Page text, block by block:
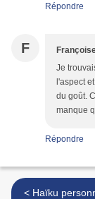
Répondre
F
Je
l'aspect
du goût.
manque
Répondre
< Haïku personnel : moins